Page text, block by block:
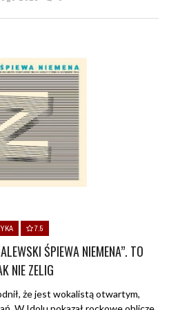
7.5
ŚPIEWA NIEMENA”. TO
NIE ZELIG
że jest wokalistą otwartym,